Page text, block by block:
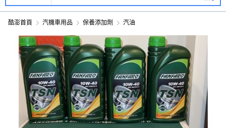
酷澎首頁 汽機車用品 保養添加劑 汽油